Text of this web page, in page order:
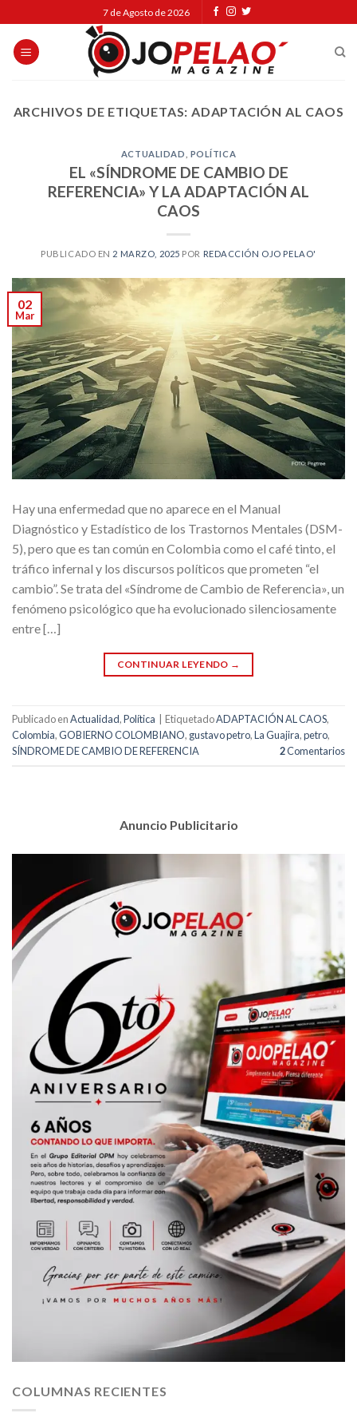
to
content
7 de Agosto de 2026
ARCHIVOS DE ETIQUETAS: ADAPTACIÓN AL CAOS
ACTUALIDAD POLÍTICA
EL «SÍNDROME DE CAMBIO DE
REFERENCIA» Y LA ADAPTACIÓN AL
CAOS
PUBLICADO EN 2 MARZO, 2025 POR REDACCIÓN OJO PELAO'
02
Mar
Hay una enfermedad que no aparece en el Manual
Diagnóstico y Estadístico de los Trastornos Mentales (DSM-
5), pero que es tan común en Colombia como el café tinto, el
tráfico infernal y los discursos políticos que prometen “el
cambio”. Se trata del «Síndrome de Cambio de Referencia», un
fenómeno psicológico que ha evolucionado silenciosamente
entre […]
CONTINUAR LEYENDO →
Publicado enActualidad,Política EtiquetadoADAPTACIÓN AL CAOS,
Colombia,GOBIERNO COLOMBIANO, gustavo petro,La Guajira,petro,
SÍNDROME DE CAMBIO DE REFERENCIA
2Comentarios
Anuncio Publicitario
COLUMNAS RECIENTES